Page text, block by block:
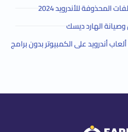
المحذوفة للأندرويد 2024
الهارد ديسك
أندرويد على الكمبيوتر بدون برامج